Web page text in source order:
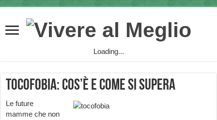
Loading...
Tocofobia: cos’è e come si supera
Le future
mamme che non